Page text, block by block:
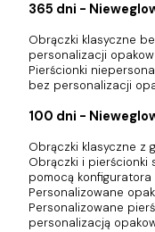
365 dni -
Obrączki klasyczne
personalizacji
Pierścionki
bez personalizacji
100 dni -
Obrączki klasyczne z
Obrączki i pierścionki
pomocą konfiguratora
Personalizowane
Personalizowane
personalizacją